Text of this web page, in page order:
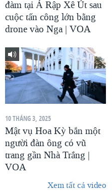
đàm tại Ả Rập Xê Út sau
cuộc tấn công lớn bằng
drone vào Nga | VOA
10 THÁNG 3, 2025
Mật vụ Hoa Kỳ bắn một
người đàn ông có vũ
trang gần Nhà Trắng |
VOA
Xem tất cả video